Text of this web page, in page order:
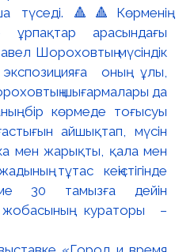
түседі. 🔺🔺Көрменің
арасындағы
Шороховтың мүсіндік
оның ұлы,
шығармалары да
бір көрмеде тоғысуы
айшықтап, мүсін
мен жарықты, қала мен
тұтас кеңістігінде
30 тамызға дейін
кураторы –